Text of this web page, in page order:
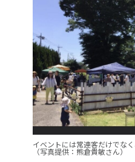
イベントには常連客だけでな
（写真提供：熊倉貴敏さん）